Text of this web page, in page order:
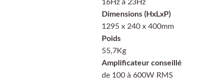
16Hz à 23Hz
Dimensions (HxLxP)
1295 x 240 x 400mm
Poids
55,7Kg
Amplificateur conseillé
de 100 à 600W RMS